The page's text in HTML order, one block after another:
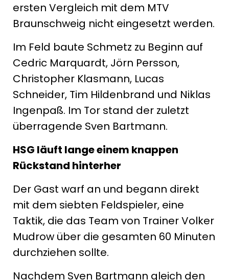
ersten Vergleich mit dem MTV
Braunschweig nicht eingesetzt werden.
Im Feld baute Schmetz zu Beginn auf
Cedric Marquardt, Jörn Persson,
Christopher Klasmann, Lucas
Schneider, Tim Hildenbrand und Niklas
Ingenpaß. Im Tor stand der zuletzt
überragende Sven Bartmann.
HSG läuft lange einem knappen
Rückstand hinterher
Der Gast warf an und begann direkt
mit dem siebten Feldspieler, eine
Taktik, die das Team von Trainer Volker
Mudrow über die gesamten 60 Minuten
durchziehen sollte.
Nachdem Sven Bartmann gleich den